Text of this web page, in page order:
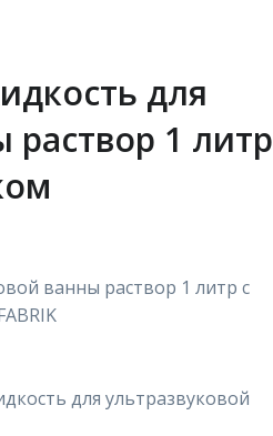
для
раствор 1 литр
ванны раствор 1 литр с
для ультразвуковой